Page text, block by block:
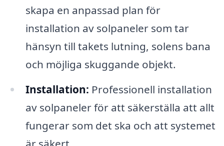
skapa en anpassad plan för
installation av solpaneler som tar
hänsyn till takets lutning, solens bana
och möjliga skuggande objekt.
Installation: Professionell installation
av solpaneler för att säkerställa att allt
fungerar som det ska och att systemet